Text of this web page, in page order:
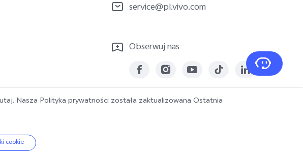
service@pl.vivo.com
Obserwuj nas
Nasza Polityka prywatności została zaktualizowanaOstatnia
cookie